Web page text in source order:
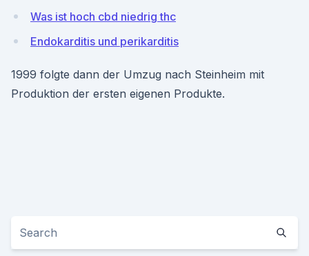
Was ist hoch cbd niedrig thc
Endokarditis und perikarditis
1999 folgte dann der Umzug nach Steinheim mit
Produktion der ersten eigenen Produkte.